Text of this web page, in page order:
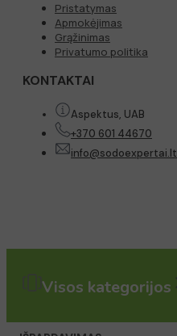
Pristatymas
Apmokėjimas
Grąžinimas
Privatumo politika
KONTAKTAI
Aspektus, UAB
+370 601 44670
info@sodoexpertai.lt
Visos kategorijos